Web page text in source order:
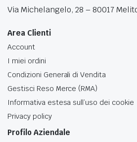
Via Michelangelo, 28 – 80017
Area Clienti
Account
I miei ordini
Condizioni Generali di Vendita
Gestisci Reso Merce (RMA)
Informativa estesa sull’uso dei cookie
Privacy policy
Profilo Aziendale